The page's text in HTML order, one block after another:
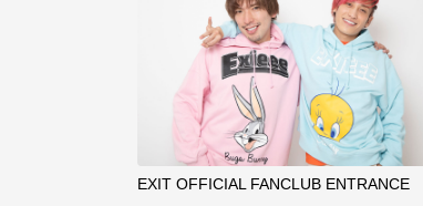
EXIT OFFICIAL FANCLUB ENTRANCE